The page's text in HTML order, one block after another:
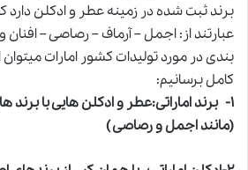
برند ثبت شده در زمینه عطر و ادکلن دارد
عبارتند از: اجمل – آرماف – رصاصی –
بندی در مورد تولیدات کشور امارات میتوان
کامل برسانیم:
۱- برند اماراتی:عطر و ادکلن هایی با
(مانند اجمل و رصاصی )